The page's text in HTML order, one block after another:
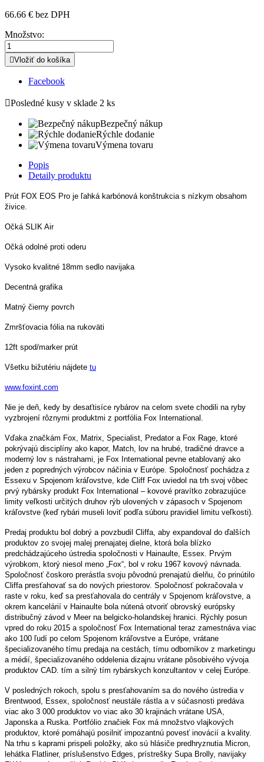
66.66 € bez DPH
Množstvo:
Vložiť do košíka
Facebook
Posledné kusy v sklade 2 ks
Bezpečný nákup
Rýchle dodanie
Výmena tovaru
Popis
Detaily produktu
Prút FOX EOS Pro je ľahká karbónová konštrukcia s nízkym obsahom
živice.
Očká SLIK Air
Očká odolné proti oderu
Vysoko kvalitné 18mm sedlo navijaka
Decentná grafika
Matný čierny povrch
Zmršťovacia fólia na rukoväti
12ft spod/marker prút
Všetku bižutériu nájdete tu
www.foxint.com
Nie je deň, kedy by desaťtisíce rybárov na celom svete chodili na ryby
vyzbrojení rôznymi produktmi z portfólia Fox International.
Vďaka značkám Fox, Matrix, Specialist, Predator a Fox Rage, ktoré
pokrývajú disciplíny ako kapor, Match, lov na hrubé, tradičné dravce a
moderný lov s nástrahami, je Fox International pevne etablovaný ako
jeden z popredných výrobcov náčinia v Európe. Spoločnosť pochádza z
Essexu v Spojenom kráľovstve, kde Cliff Fox uviedol na trh svoj vôbec
prvý rybársky produkt Fox International – kovové pravítko zobrazujúce
limity veľkosti určitých druhov rýb ulovených v zápasoch v Spojenom
kráľovstve (keď rybári museli loviť podľa súboru pravidiel limitu veľkosti).
Predaj produktu bol dobrý a povzbudil Cliffa, aby expandoval do ďalších
produktov zo svojej malej prenajatej dielne, ktorá bola blízko
predchádzajúceho ústredia spoločnosti v Hainaulte, Essex. Prvým
výrobkom, ktorý niesol meno „Fox“, bol v roku 1967 kovový návnada.
Spoločnosť čoskoro prerástla svoju pôvodnú prenajatú dielňu, čo prinútilo
Cliffa presťahovať sa do nových priestorov. Spoločnosť pokračovala v
raste v roku, keď sa presťahovala do centrály v Spojenom kráľovstve, a
okrem kancelárií v Hainaulte bola nútená otvoriť obrovský európsky
distribučný závod v Meer na belgicko-holandskej hranici. Rýchly posun
vpred do roku 2015 a spoločnosť Fox International teraz zamestnáva viac
ako 100 ľudí po celom Spojenom kráľovstve a Európe, vrátane
špecializovaného tímu predaja na cestách, tímu odborníkov z marketingu
a médií, špecializovaného oddelenia dizajnu vrátane pôsobivého vývoja
produktov CAD. tím a silný tím rybárskych konzultantov v celej Európe.
V posledných rokoch, spolu s presťahovaním sa do nového ústredia v
Brentwood, Essex, spoločnosť neustále rástla a v súčasnosti predáva
viac ako 3 000 produktov vo viac ako 30 krajinách vrátane USA,
Japonska a Ruska. Portfólio značiek Fox má množstvo vlajkových
produktov, ktoré pomáhajú posilniť impozantnú povesť inovácií a kvality.
Na trhu s kaprami prispeli položky, ako sú hlásiče predhryznutia Micron,
lehátka Flatliner, príslušenstvo Edges, prístrešky Supa Brolly, navijaky